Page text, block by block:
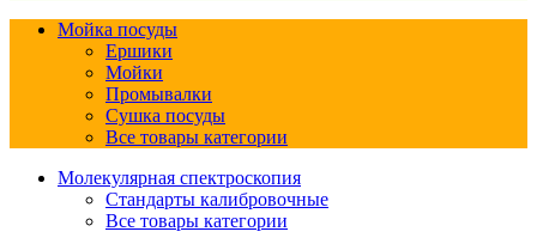
Мойка посуды
Ершики
Мойки
Промывалки
Сушка посуды
Все товары категории
Молекулярная спектроскопия
Стандарты калибровочные
Все товары категории